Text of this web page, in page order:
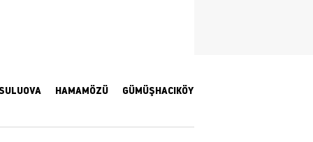
Bartın
HAMAMÖZÜ GÜMÜŞHACIKÖY